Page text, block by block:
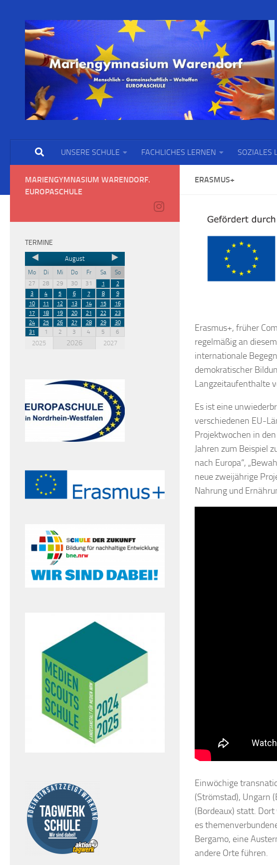
UNSERE SCHULE FACHLICHES LERNEN SOZIALES
ERASMUS+
Erasmus+, früher
regelmäßig an
internationale
demokratischer
Langzeitaufenthalte
Es ist eine
verschiedenen EU-
Projektwochen in
Jahren zum Beispiel
nach Europa“,
neue zweijährige
Nahrung und
Einwöchige
(Strömstad), Ungarn
(Bordeaux) statt.
es
Bergamo, eine
andere Orte führen.
MARIENGYMNASIUM WARENDORF.
EUROPASCHULE
TERMINE
August
Mo Di Mi Do Fr Sa
So
27
28 29 30 31 1
2
3
4 5 6 7 8
9
10
11 12 13 14 15
16
17
18 19 20 21 22
23
24
25 26 27 28 29
30
31
1 2 3 4 5 6
2025 2026 2027